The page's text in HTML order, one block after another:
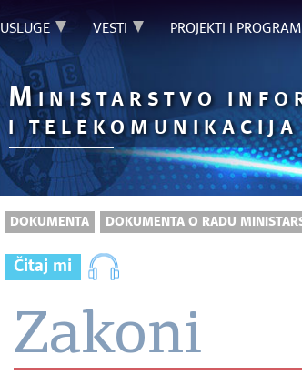
USLUGE VESTI PROJEKTI I PROGRAMI
M INISTARSTVO
I TELEKOMUNIKACIJA
DOKUMENTA DOKUMENTA O RADU
Čitaj mi
Zakoni